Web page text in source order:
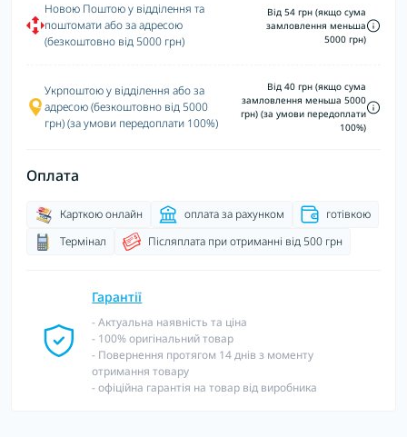
Новою Поштою у відділення та
поштомати або за адресою
(безкоштовно від 5000 грн)
Від 54 грн (якщо сума
замловлення меньша
5000 грн)
Укрпоштою у відділення або за
адресою (безкоштовно від 5000
грн) (за умови передоплати 100%)
Від 40 грн (якщо сума
замловлення меньша 5000
грн) (за умови передоплати
100%)
Оплата
Карткою онлайн оплата за рахунком
готівкою
Термінал
Післяплата при отриманні від 500 грн
Гарантії
- Актуальна наявність та ціна
- 100% оригінальний товар
- Повернення протягом 14 днів з моменту
отримання товару
- офіційна гарантія на товар від виробника